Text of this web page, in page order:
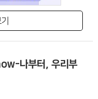
나부터, 우리부